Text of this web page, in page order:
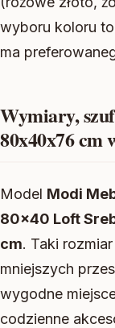
wyboru koloru
ma
Wymiary,
80x40x76 cm
Model Modi
80×40 Loft
cm. Taki
mniejszych
wygodne
codzienne